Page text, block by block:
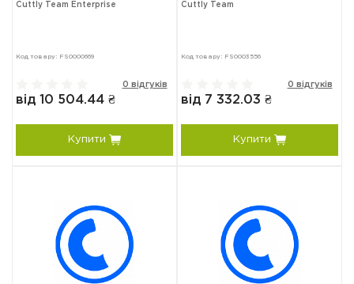
Cuttly Team Enterprise
Код товару: FS0000669
0 відгуків
від 10 504.44 ₴
Купити
Cuttly Team
Код товару: FS0003556
0 відгуків
від 7 332.03 ₴
Купити